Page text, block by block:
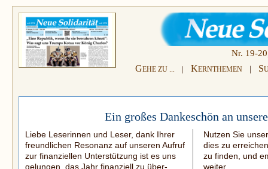
Nr. 19-
GEHE ZU ... | KERNTHEMEN | S
Ein großes Dankeschön an
Liebe Leserinnen und Leser, dank Ihrer
freundlichen Resonanz auf unseren Aufruf
zur finanziellen Unterstützung ist es uns
gelungen, das Jahr finanziell zu über­
Nutzen Sie
dies zu
zu finden, und
weiter.